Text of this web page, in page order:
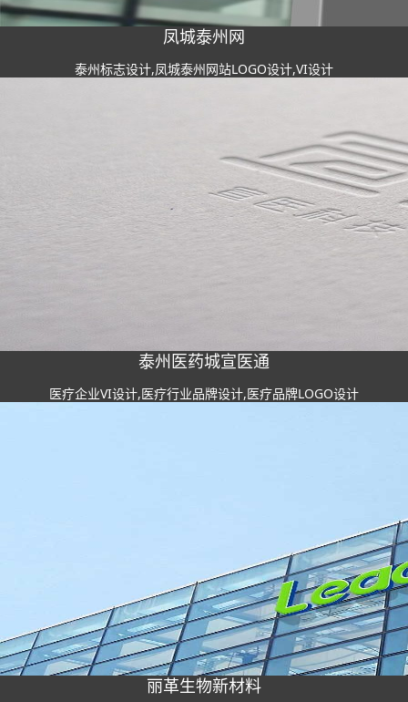
凤城泰州网
泰州标志设计,凤城泰州网站LOGO设计,VI设计
泰州医药城宣医通
医疗企业VI设计,医疗行业品牌设计,医疗品牌LOGO设计
丽革生物新材料